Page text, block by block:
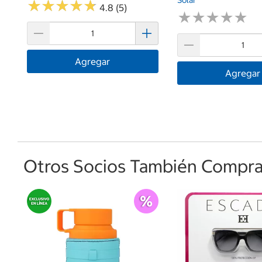
★★★★★
★★★★★ 4.8 (5)
Agregar
★★★★★
★★★★★
Agregar
Otros Socios También